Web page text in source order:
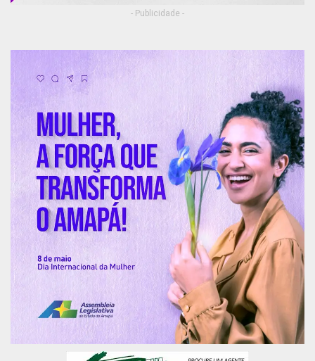
- Publicidade -